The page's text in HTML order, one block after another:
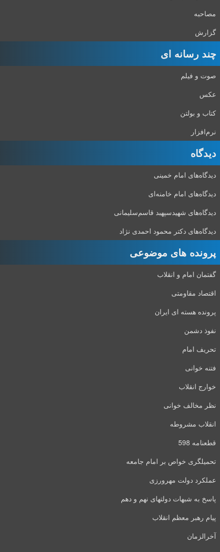
مصاحبه
گزارش
چند رسانه ای
صوت و فیلم
عکس
کتاب و بولتن
نرم‌افزار
دیدگاه‌
دیدگاه‌های امام خمینی
دیدگاه‌های امام خامنه‌ای
دیدگاه‌های شهید‌سپهبد قاسم‌سلیمانی
دیدگاه‌های دکتر محمود احمدی نژاد
پرونده های موضوعی
گفتمان امام و انقلاب
اقتصاد مقاومتی
پرونده هسته ای ایران
نفوذ دشمن
تحریف امام
فتنه خوانی
خوارج انقلاب
نظر مخالف خوانی
انقلاب مشروطه
قطعنامه 598
تحمیلگری خواص بر امام جامعه
عملکرد دولت مهرورزی
پاسخ به شبهات دولتهای نهم و دهم
پیام رهبر معظم انقلاب
آخرالزمان